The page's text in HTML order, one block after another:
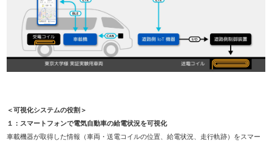
＜可視化システムの役割＞
１：スマートフォンで電気自動車の給電状況を可視化
車載機器が取得した情報（車両・送電コイルの位置、給電状況、走行軌跡）をスマー